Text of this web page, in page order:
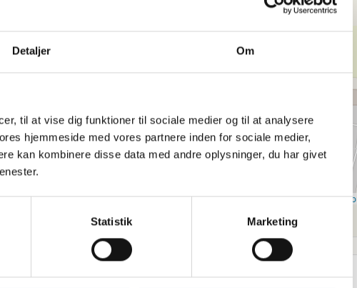
Detaljer Om
til at vise dig funktioner til sociale medier og til at analysere
hjemmeside med vores partnere inden for sociale medier,
kan kombinere disse data med andre oplysninger, du har givet
Statistik Marketing
Leaflet|©OpenStreetMap